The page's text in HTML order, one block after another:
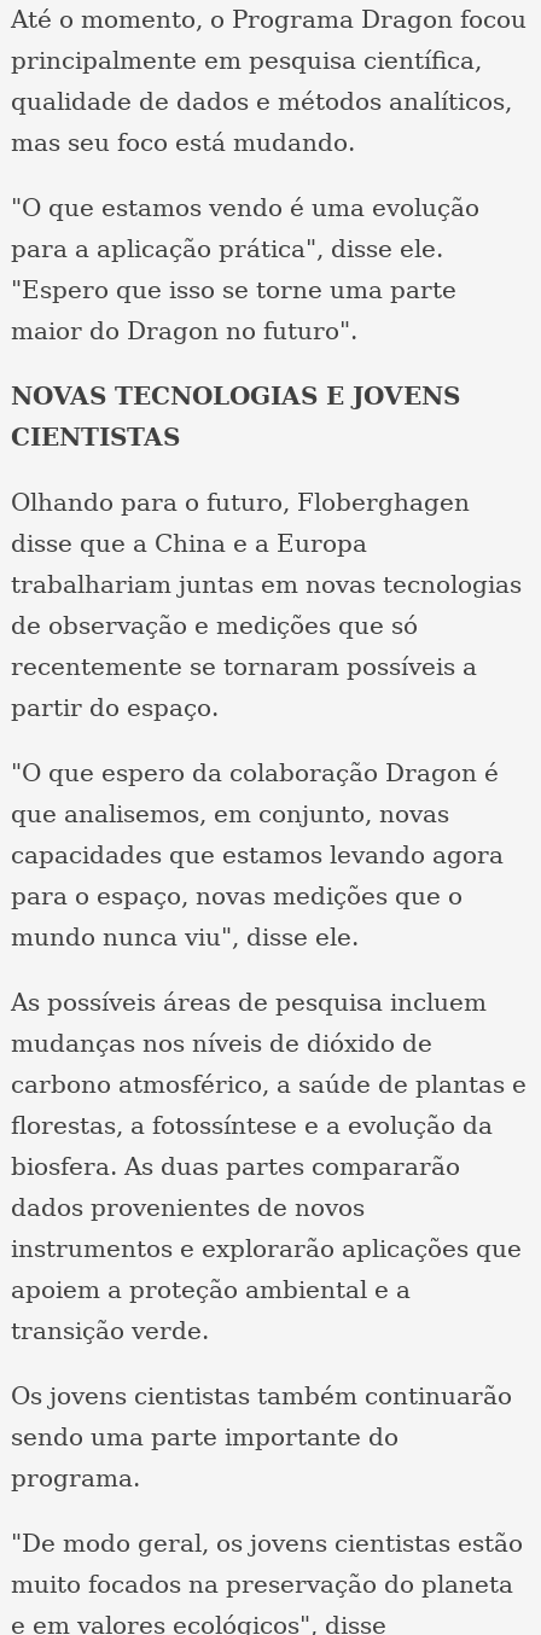
Até o momento, o Programa Dragon focou
principalmente em pesquisa científica,
qualidade de dados e métodos analíticos,
mas seu foco está mudando.
"O que estamos vendo é uma evolução
para a aplicação prática", disse ele.
"Espero que isso se torne uma parte
maior do Dragon no futuro".
NOVAS TECNOLOGIAS E JOVENS
CIENTISTAS
Olhando para o futuro, Floberghagen
disse que a China e a Europa
trabalhariam juntas em novas tecnologias
de observação e medições que só
recentemente se tornaram possíveis a
partir do espaço.
"O que espero da colaboração Dragon é
que analisemos, em conjunto, novas
capacidades que estamos levando agora
para o espaço, novas medições que o
mundo nunca viu", disse ele.
As possíveis áreas de pesquisa incluem
mudanças nos níveis de dióxido de
carbono atmosférico, a saúde de plantas e
florestas, a fotossíntese e a evolução da
biosfera. As duas partes compararão
dados provenientes de novos
instrumentos e explorarão aplicações que
apoiem a proteção ambiental e a
transição verde.
Os jovens cientistas também continuarão
sendo uma parte importante do
programa.
"De modo geral, os jovens cientistas estão
muito focados na preservação do planeta
e em valores ecológicos", disse